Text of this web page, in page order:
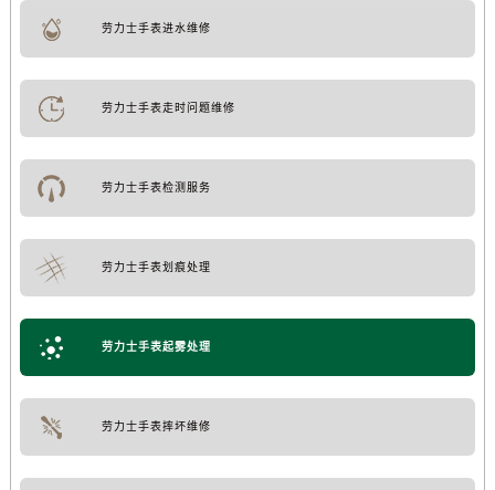
劳力士手表进水维修
劳力士手表走时问题维修
劳力士手表检测服务
劳力士手表划痕处理
劳力士手表起雾处理
劳力士手表摔坏维修